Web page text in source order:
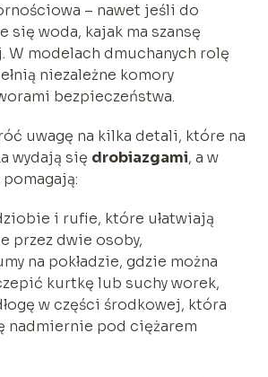
– nawet jeśli do
woda, kajak ma szansę
W modelach dmuchanych rolę
niezależne komory
bezpieczeństwa.
uwagę na kilka detali, które na
wydają się drobiazgami, a w
i rufie, które ułatwiają
przez dwie osoby,
na pokładzie, gdzie można
kurtkę lub suchy worek,
w części środkowej, która
nadmiernie pod ciężarem